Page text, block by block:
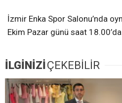
İzmir Enka Spor Salonu’nda
Ekim Pazar günü saat
İLGİNİZİÇEKEBİLİR